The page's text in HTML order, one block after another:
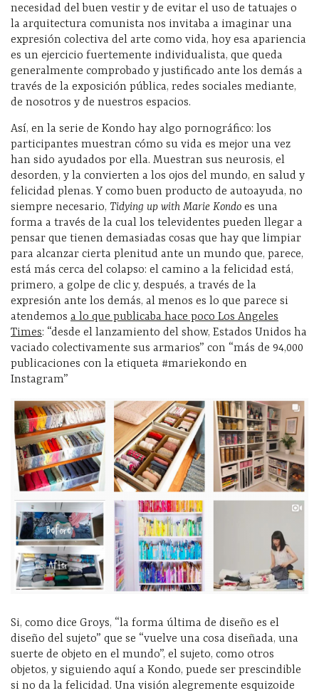
necesidad del buen vestir y de evitar el uso de tatuajes o
la arquitectura comunista nos invitaba a imaginar una
expresión colectiva del arte como vida, hoy esa apariencia
es un ejercicio fuertemente individualista, que queda
generalmente comprobado y justificado ante los demás a
través de la exposición pública, redes sociales mediante,
de nosotros y de nuestros espacios.
Así, en la serie de Kondo hay algo pornográfico: los
participantes muestran cómo su vida es mejor una vez
han sido ayudados por ella. Muestran sus neurosis, el
desorden, y la convierten a los ojos del mundo, en salud y
felicidad plenas. Y como buen producto de autoayuda, no
siempre necesario, Tidying up with Marie Kondo es una
forma a través de la cual los televidentes pueden llegar a
pensar que tienen demasiadas cosas que hay que limpiar
para alcanzar cierta plenitud ante un mundo que, parece,
está más cerca del colapso: el camino a la felicidad está,
primero, a golpe de clic y, después, a través de la
expresión ante los demás, al menos es lo que parece si
atendemos a lo que publicaba hace poco Los Angeles
Times: “desde el lanzamiento del show, Estados Unidos ha
vaciado colectivamente sus armarios” con “más de 94,000
publicaciones con la etiqueta #mariekondo en
Instagram”
Si, como dice Groys, “la forma última de diseño es el
diseño del sujeto” que se “vuelve una cosa diseñada, una
suerte de objeto en el mundo”, el sujeto, como otros
objetos, y siguiendo aquí a Kondo, puede ser prescindible
si no da la felicidad. Una visión alegremente esquizoide